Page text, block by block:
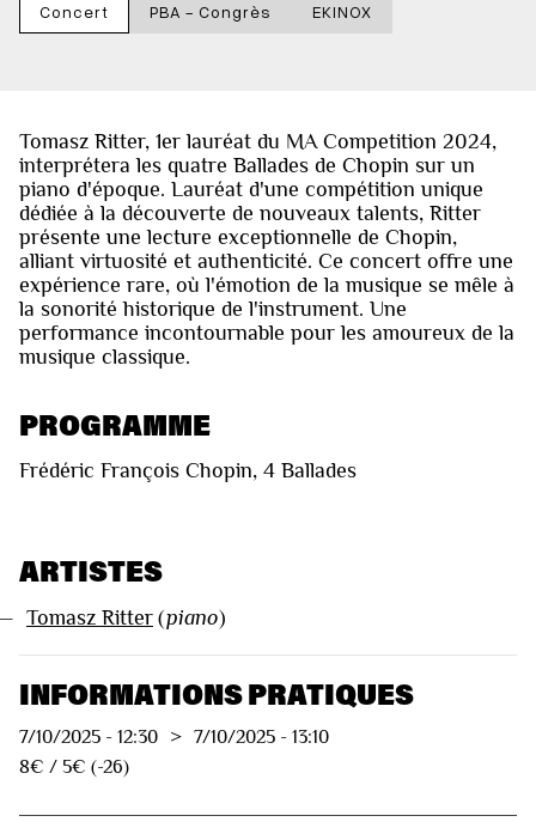
Concert PBA - Congrès EKINOX
Tomasz Ritter, 1er lauréat du MA Competition 2024,
interprétera les quatre Ballades de Chopin sur un
piano d'époque. Lauréat d'une compétition unique
dédiée à la découverte de nouveaux talents, Ritter
présente une lecture exceptionnelle de Chopin,
alliant virtuosité et authenticité. Ce concert offre une
expérience rare, où l'émotion de la musique se mêle à
la sonorité historique de l'instrument. Une
performance incontournable pour les amoureux de la
musique classique.
PROGRAMME
Frédéric François Chopin, 4 Ballades
ARTISTES
Tomasz Ritter (piano)
INFORMATIONS PRATIQUES
7/10/2025 - 12:30 > 7/10/2025 - 13:10
8€ / 5€ (-26)